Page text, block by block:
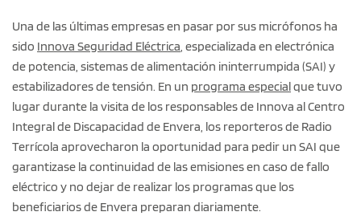
Una de las últimas empresas en pasar por sus micrófonos ha
sido Innova Seguridad Eléctrica, especializada en electrónica
de potencia, sistemas de alimentación ininterrumpida (SAI) y
estabilizadores de tensión. En un programa especialque tuvo
lugar durante la visita de los responsables de Innova al Centro
Integral de Discapacidad de Envera, los reporteros de Radio
Terrícola aprovecharon la oportunidad para pedir un SAI que
garantizase la continuidad de las emisiones en caso de fallo
eléctrico y no dejar de realizar los programas que los
beneficiarios de Envera preparan diariamente.